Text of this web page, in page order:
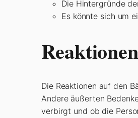
Die Hintergründe
Es könnte sich um
Die Reaktionen auf den
Andere äußerten
verbirgt und ob die